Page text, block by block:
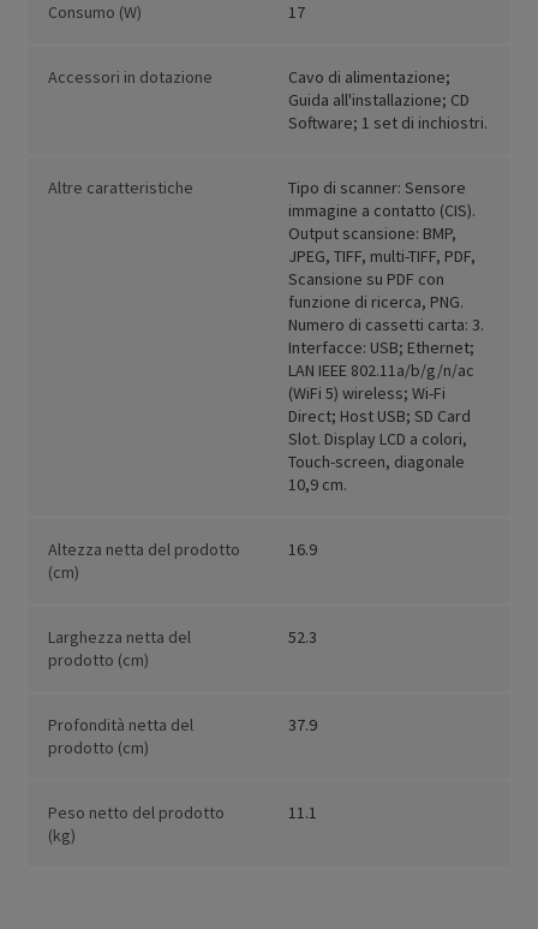
Consumo (W) 17
Accessori in dotazione
Cavo di alimentazione;
Guida all'installazione; CD
Software; 1 set di inchiostri.
Altre caratteristiche
Tipo di scanner: Sensore
immagine a contatto (CIS).
Output scansione: BMP,
JPEG, TIFF, multi-TIFF, PDF,
Scansione su PDF con
funzione di ricerca, PNG.
Numero di cassetti carta: 3.
Interfacce: USB; Ethernet;
LAN IEEE 802.11a/b/g/n/ac
(WiFi 5) wireless; Wi-Fi
Direct; Host USB; SD Card
Slot. Display LCD a colori,
Touch-screen, diagonale
10,9 cm.
Altezza netta del prodotto
(cm)
16.9
Larghezza netta del
prodotto (cm)
52.3
Profondità netta del
prodotto (cm)
37.9
Peso netto del prodotto
(kg)
11.1